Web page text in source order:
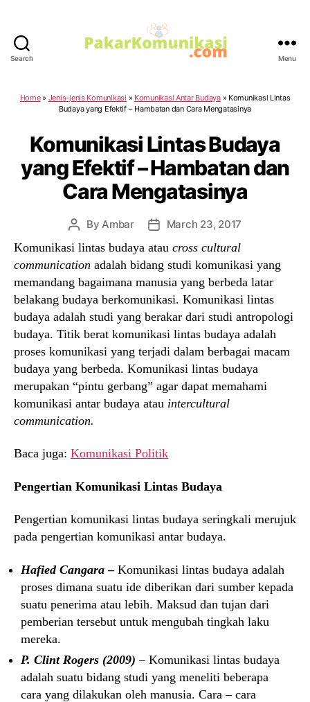
Search Menu
Home» Jenis-jenis Komunikasi » Komunikasi Antar Budaya» Komunikasi Lintas
Budaya yang Efektif – Hambatan dan Cara Mengatasinya
Komunikasi Lintas Budaya
yang Efektif – Hambatan dan
Cara Mengatasinya
Post
author
ByAmbar
PostMarch 23, 2017
Komunikasi lintas budaya atau cross cultural
communication adalah bidang studi komunikasi yang
memandang bagaimana manusia yang berbeda latar
belakang budaya berkomunikasi. Komunikasi lintas
budaya adalah studi yang berakar dari studi antropologi
budaya. Titik berat komunikasi lintas budaya adalah
proses komunikasi yang terjadi dalam berbagai macam
budaya yang berbeda. Komunikasi lintas budaya
merupakan “pintu gerbang” agar dapat memahami
komunikasi antar budaya atau intercultural
communication.
Baca juga: Komunikasi Politik
Pengertian Komunikasi Lintas Budaya
Pengertian komunikasi lintas budaya seringkali merujuk
pada pengertian komunikasi antar budaya.
Hafied Cangara – Komunikasi lintas budaya adalah
proses dimana suatu ide diberikan dari sumber kepada
suatu penerima atau lebih. Maksud dan tujan dari
pemberian tersebut untuk mengubah tingkah laku
mereka.
P. Clint Rogers (2009) – Komunikasi lintas budaya
adalah suatu bidang studi yang meneliti beberapa
cara yang dilakukan oleh manusia. Cara – cara